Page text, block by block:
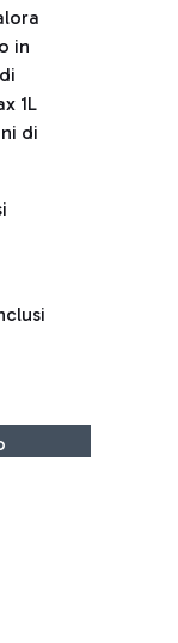
o in
1L
di